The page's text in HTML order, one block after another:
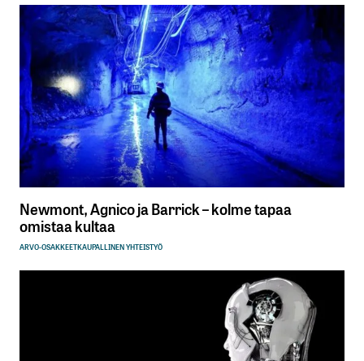
Newmont, Agnico ja Barrick – kolme tapaa
omistaa kultaa
ARVO-OSAKKEETKAUPALLINEN YHTEISTYÖ